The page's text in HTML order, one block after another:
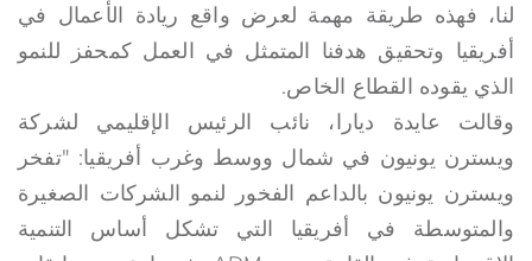
لنا، فهذه طريقة مهمة لعرض واقع ريادة الأعمال في
أفريقيا وتحقيق هدفنا المتمثل في العمل كمحفز للنمو
الذي يقوده القطاع الخاص.
وقالت عايدة ديارا، نائب الرئيس الإقليمي لشركة
ويسترن يونيون في شمال ووسط وغرب أفريقيا: "تفخر
ويسترن يونيون بالداعم الفخور لنمو الشركات الصغيرة
والمتوسطة في أفريقيا التي تشكل أساس التنمية